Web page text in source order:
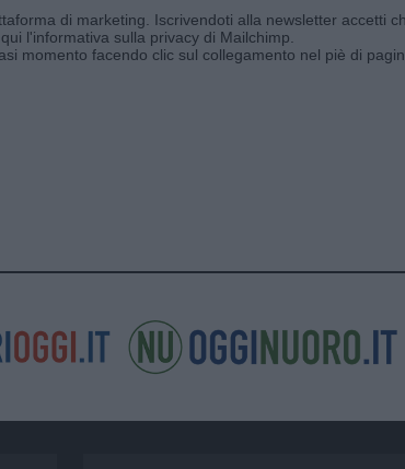
di marketing. Iscrivendoti alla newsletter accetti
l'informativa sulla privacy di Mailchimp
momento facendo clic sul collegamento nel piè di